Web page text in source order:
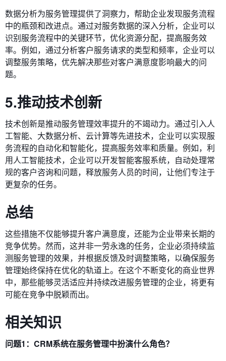
数据分析为服务管理提供了洞察力，帮助企业发现服务流程
中的瓶颈和改进点。通过对服务数据的深入分析，企业可以
识别服务流程中的关键环节，优化资源分配，提高服务效
率。例如，通过分析客户服务请求的类型和频率，企业可以
调整服务策略，优先解决那些对客户满意度影响最大的问
题。
5.推动技术创新
技术创新是推动服务管理效率提升的不竭动力。通过引入人
工智能、大数据分析、云计算等先进技术，企业可以实现服
务流程的自动化和智能化，提高服务效率和质量。例如，利
用人工智能技术，企业可以开发智能客服系统，自动处理常
规的客户咨询和问题，释放服务人员的时间，让他们专注于
更复杂的任务。
总结
这些措施不仅能够提升客户满意度，还能为企业带来长期的
竞争优势。然而，这并非一劳永逸的任务，企业必须持续监
测服务管理的效果，并根据反馈及时调整策略，以确保服务
管理始终保持在优化的轨道上。在这个不断变化的商业世界
中，那些能够灵活适应并持续改进服务管理的企业，将更有
可能在竞争中脱颖而出。
相关知识
问题1：CRM系统在服务管理中扮演什么角色？